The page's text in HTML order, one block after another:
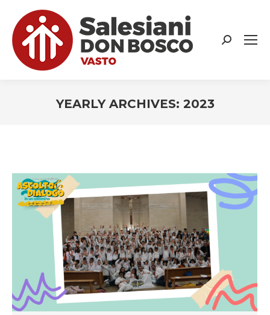
Search:
YEARLY ARCHIVES: 2023